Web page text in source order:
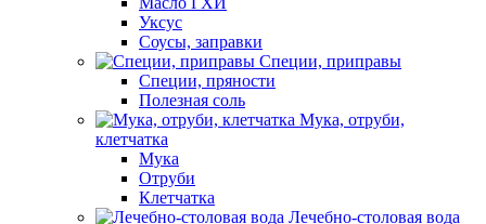
Уксус
Соусы, заправки
Специи, приправы
Специи, пряности
Полезная соль
Мука, отруби,
клетчатка
Мука
Отруби
Клетчатка
Лечебно-столовая вода